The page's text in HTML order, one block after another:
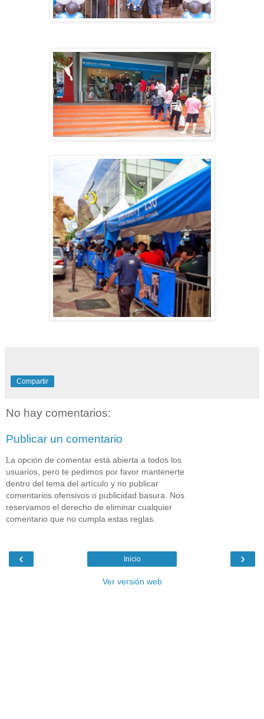
Compartir
No hay comentarios:
Publicar un comentario
La opción de comentar está abierta a todos los
usuarios, pero te pedimos por favor mantenerte
dentro del tema del artículo y no publicar
comentarios ofensivos o publicidad basura. Nos
reservamos el derecho de eliminar cualquier
comentario que no cumpla estas reglas.
‹ ›
Inicio
Ver versión web